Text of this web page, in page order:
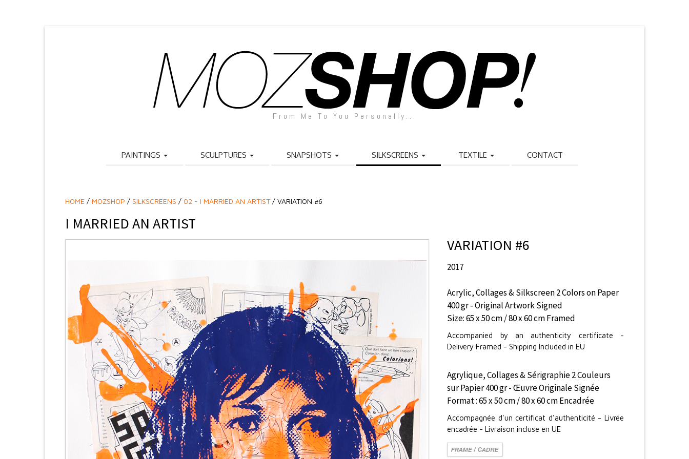
From Me To You Personally...
PAINTINGS SCULPTURES SNAPSHOTS SILKSCREENS TEXTILE CONTACT
HOME / MOZSHOP / SILKSCREENS / 02 - I MARRIED AN ARTIST/ VARIATION #6
I MARRIED AN ARTIST
VARIATION #6
2017
Acrylic, Collages & Silkscreen 2 Colors on Paper
400 gr - Original Artwork Signed
Size: 65 x 50 cm / 80 x 60 cm Framed
Accompanied by an authenticity certificate -
Delivery Framed - Shipping Included in EU
Agrylique, Collages & Sérigraphie 2 Couleurs
sur Papier 400 gr - Œuvre Originale Signée
Format : 65 x 50 cm / 80 x 60 cm Encadrée
Accompagnée d'un certificat d'authenticité - Livrée
encadrée - Livraison incluse en UE